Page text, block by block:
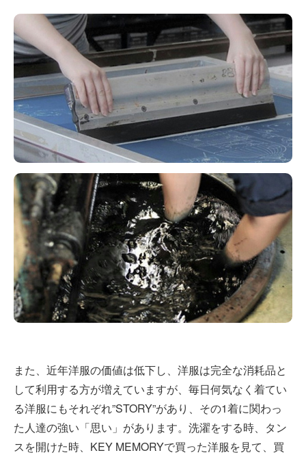
また、近年洋服の価値は低下し、洋服は完全な消耗品と
して利用する方が増えていますが、毎日何気なく着てい
る洋服にもそれぞれ”STORY”があり、その1着に関わっ
た人達の強い「思い」があります。洗濯をする時、タン
スを開けた時、KEY MEMORYで買った洋服を見て、買